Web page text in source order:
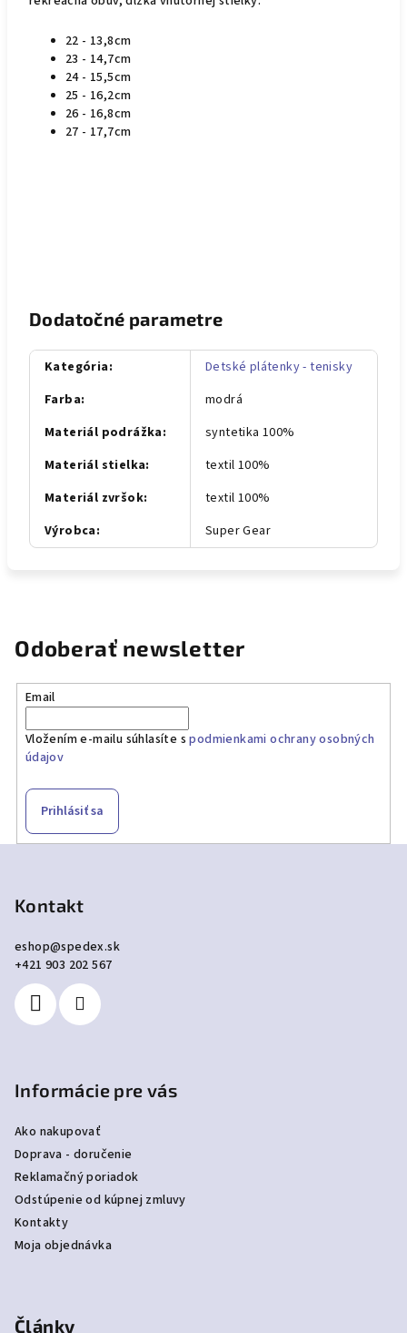
22 - 13,8cm
23 - 14,7cm
24 - 15,5cm
25 - 16,2cm
26 - 16,8cm
27 - 17,7cm
Dodatočné parametre
Kategória:
Detské plátenky - tenisky
Farba:
modrá
Materiál podrážka:
syntetika 100%
Materiál stielka:
textil 100%
Materiál zvršok:
textil 100%
Výrobca: Super Gear
Odoberať newsletter
Email
Vložením e-mailu súhlasíte spodmienkami ochrany osobných
údajov
Prihlásiť sa
Kontakt
eshop@spedex.sk
+421 903 202 567
Informácie pre vás
Ako nakupovať
Doprava - doručenie
Reklamačný poriadok
Odstúpenie od kúpnej zmluvy
Kontakty
Moja objednávka
Články